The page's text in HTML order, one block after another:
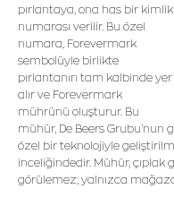
pırlantaya, ona has bir kimlik
numarası verilir. Bu özel
numara, Forevermark
sembolüyle birlikte
pırlantanın tam kalbinde yer
alır ve Forevermark
mührünü oluşturur. Bu
mühür, De Beers
özel bir teknolojiyle
inceliğindedir. Mühür,
görülemez; yalnızca